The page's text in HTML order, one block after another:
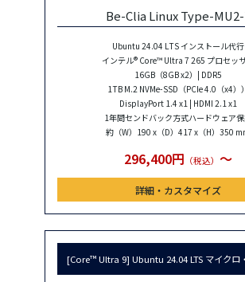
Be-Clia Linux Type-
Ubuntu 24.04 LTS インストール代行
インテル® Core™ Ultra 7 265 プロセッ
16GB（8GB x2）| DDR5
1TB M.2 NVMe-SSD（PCIe 4.0（x4））
DisplayPort 1.4 x1 | HDMI 2.1 x1
1年間センドバック方式ハードウェア
約（W）190 x（D）417 x（H）350
296,400円 （税込） 〜
詳細・カスタマイズ
[Core™ Ultra 9] Ubuntu 24.04 LTS マイクロ